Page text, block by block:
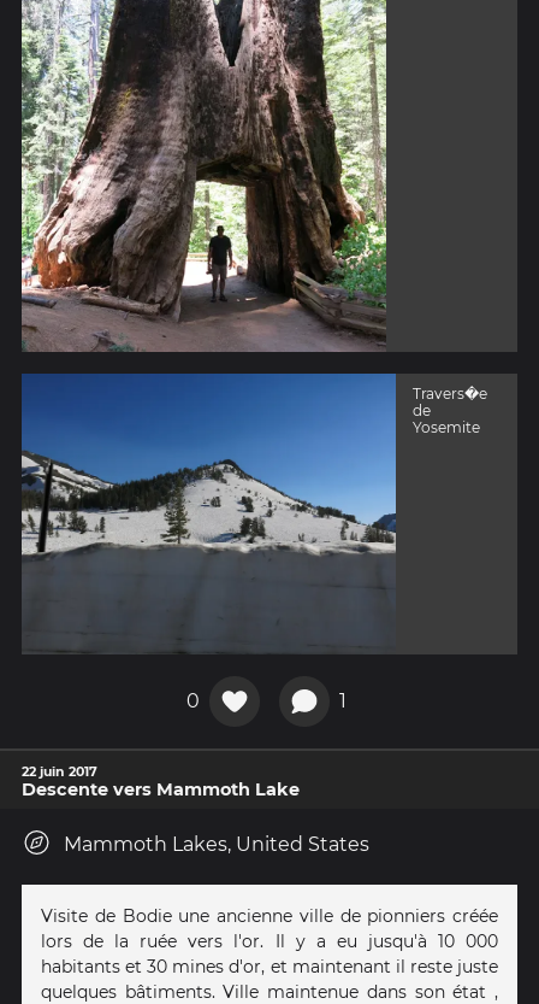
Travers�e
de
Yosemite
0 1
22 juin 2017
Descente vers Mammoth Lake
Mammoth Lakes, United States
Visite de Bodie une ancienne ville de pionniers créée
lors de la ruée vers l'or. Il y a eu jusqu'à 10 000
habitants et 30 mines d'or, et maintenant il reste juste
quelques bâtiments. Ville maintenue dans son état ,